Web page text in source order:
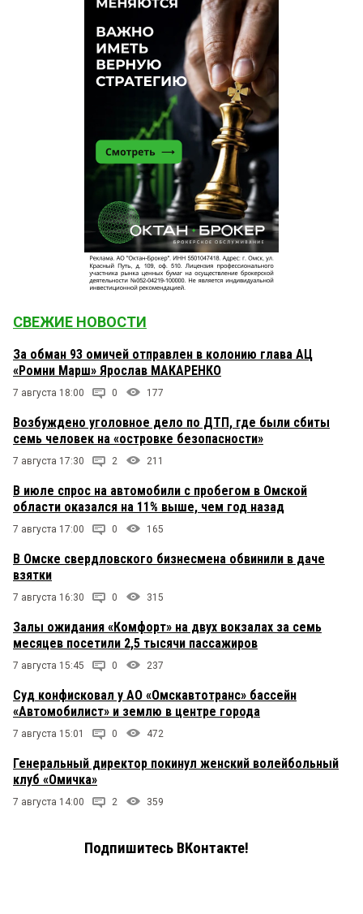
СВЕЖИЕ НОВОСТИ
За обман 93 омичей отправлен в колонию глава АЦ
«Ромни Марш» Ярослав МАКАРЕНКО
7 августа 18:00 0 177
Возбуждено уголовное дело по ДТП, где были сбиты
семь человек на «островке безопасности»
7 августа 17:30 2 211
В июле спрос на автомобили с пробегом в Омской
области оказался на 11% выше, чем год назад
7 августа 17:00 0 165
В Омске свердловского бизнесмена обвинили в даче
взятки
7 августа 16:30 0 315
Залы ожидания «Комфорт» на двух вокзалах за семь
месяцев посетили 2,5 тысячи пассажиров
7 августа 15:45 0 237
Суд конфисковал у АО «Омскавтотранс» бассейн
«Автомобилист» и землю в центре города
7 августа 15:01 0 472
Генеральный директор покинул женский волейбольный
клуб «Омичка»
7 августа 14:00 2 359
Подпишитесь ВКонтакте!